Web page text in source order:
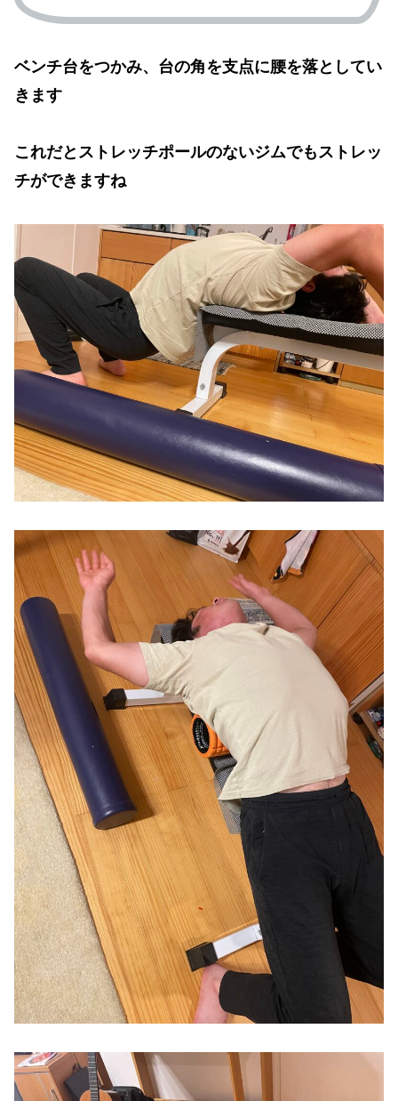
ベンチ台をつかみ、台の角を支点に腰を落としてい
きます
これだとストレッチポールのないジムでもストレッ
チができますね